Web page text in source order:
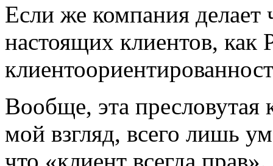
Если же компания делает
настоящих клиентов, как
Вообще, эта пресловутая
мой взгляд, всего лишь
что «клиент всегда прав».